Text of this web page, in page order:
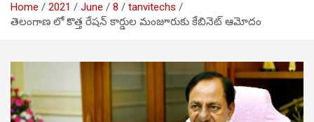
Home 2021 June 8
tanvitechs
తెలంగాణ లో కొత్త రేషన్‌ కార్డుల మంజూరుకు కేబినెట్‌ ఆమోదం